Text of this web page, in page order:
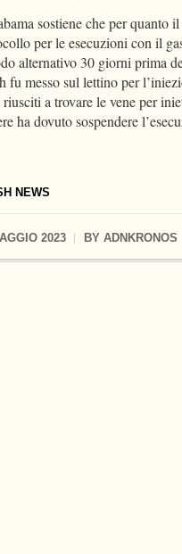
NEWS
2023 BY ADNKRONOS
sostiene che per quanto
per le esecuzioni con il
alternativo 30 giorni prima
fu messo sul lettino per
riusciti a trovare le vene per
ha dovuto sospendere